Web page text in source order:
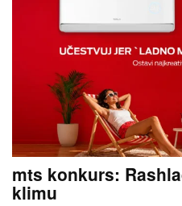
mts konkurs:
klimu